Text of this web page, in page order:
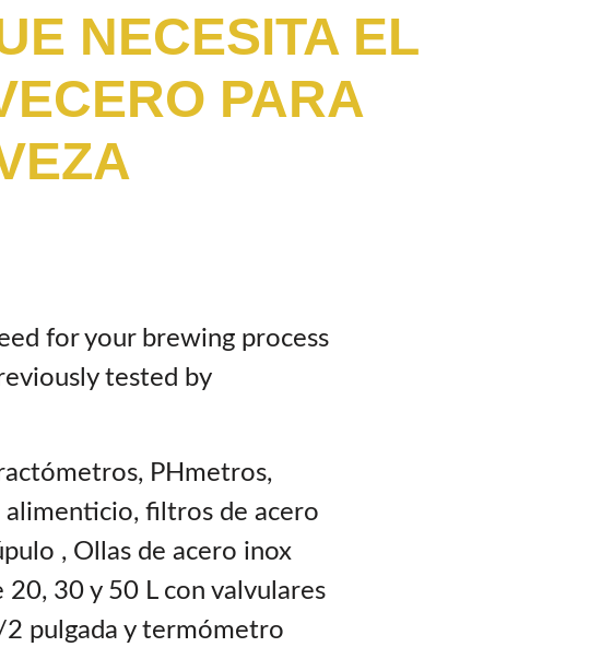
NECESITA EL
PARA
for your brewing process
tested by
PHmetros,
alimenticio, filtros de acero
, Ollas de acero inox
30 y 50 L con valvulares
2 pulgada y termómetro